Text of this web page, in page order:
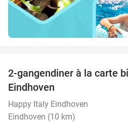
2-gangendiner à la carte
Eindhoven
Happy Italy Eindhoven
Eindhoven (10 km)